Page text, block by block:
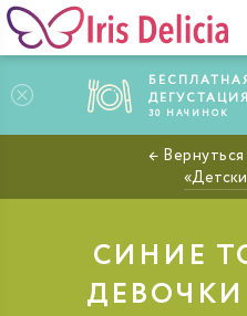
ДЕГУСТАЦИЯ
30 НАЧИНОК
СИНИЕ
ДЕВОЧКИ